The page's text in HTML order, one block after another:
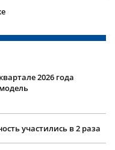
2026 года
участились в 2 раза